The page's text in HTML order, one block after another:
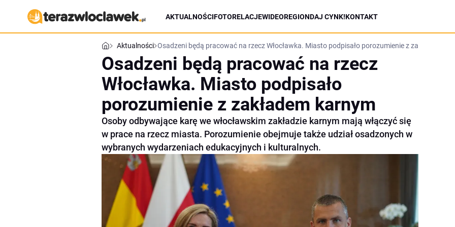
AKTUALNOŚCIFOTORELACJEWIDEOREGIONDAJ CYNK!KONTAKT
Aktualności Osadzeni będą pracować na rzecz Włocławka. Miasto podpisało porozumienie z zakładem
Osadzeni będą pracować na rzecz
Włocławka. Miasto podpisało
porozumienie z zakładem karnym
Osoby odbywające karę we włocławskim zakładzie karnym mają włączyć się
w prace na rzecz miasta. Porozumienie obejmuje także udział osadzonych w
wybranych wydarzeniach edukacyjnych i kulturalnych.